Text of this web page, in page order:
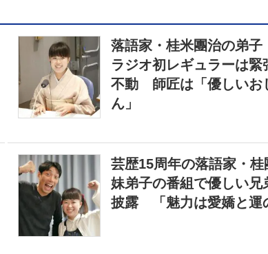
落語家・桂米團治の弟
ラジオ初レギュラーは緊
不動 師匠は「優しいお
ん」
芸歴15周年の落語家・
妹弟子の番組で優しい兄
披露 「魅力は愛嬌と運